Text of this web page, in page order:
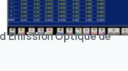
Optique de